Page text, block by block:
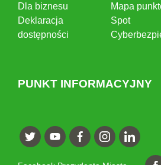
Dla biznesu
Deklaracja
dostępności
Mapa
Spot
PUNKT INFORMACYJNY